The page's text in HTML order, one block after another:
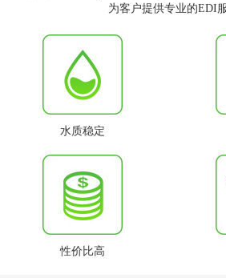
为客户提供专业的EDI服
水质稳定
性价比高